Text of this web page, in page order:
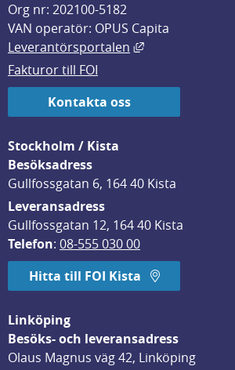
Org nr: 202100-5182
VAN operatör: OPUS Capita
Leverantörsportalen
Länk till annan
Fakturor till FOI
Kontakta oss
Stockholm / Kista
Besöksadress
Gullfossgatan 6, 164 40 Kista
Leveransadress
Gullfossgatan 12, 164 40 Kista
Telefon: 08-555 030 00
Hitta till FOI Kista
Linköping
Besöks- och leveransadress
Olaus Magnus väg 42, Linköping